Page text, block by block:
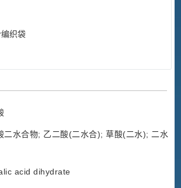
织袋
二水合物; 乙二酸(二水合); 草酸(二水); 二水
acid dihydrate